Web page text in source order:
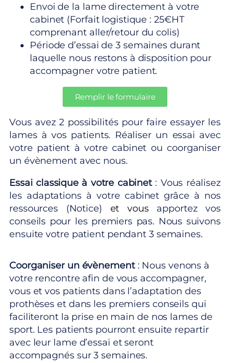
Envoi de la lame directement à votre
cabinet (Forfait logistique : 25€HT
comprenant aller/retour du colis)
Période d’essai de 3 semaines durant
laquelle nous restons à disposition pour
accompagner votre patient.
Remplir le formulaire
Vous avez 2 possibilités pour faire essayer les
lames à vos patients. Réaliser un essai avec
votre patient à votre cabinet ou coorganiser
un évènement avec nous.
Essai classique à votre cabinet: Vous réalisez
les adaptations à votre cabinet grâce à nos
ressources (Notice) et vous apportez vos
conseils pour les premiers pas. Nous suivons
ensuite votre patient pendant 3 semaines.
Coorganiser un évènement: Nous venons à
votre rencontre afin de vous accompagner,
vous et vos patients dans l’adaptation des
prothèses et dans les premiers conseils qui
faciliteront la prise en main de nos lames de
sport. Les patients pourront ensuite repartir
avec leur lame d’essai et seront
accompagnés sur 3 semaines.